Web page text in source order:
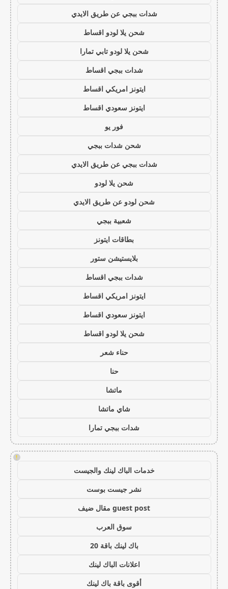
شدات ببجي عن طريق الايدي
شحن يلا لودو اقساط
شحن يلا لودو تابي تمارا
شدات ببجي اقساط
ايتونز امريكي اقساط
ايتونز سعودي اقساط
فور يو
شحن شدات ببجي
شدات ببجي عن طريق الايدي
شحن يلا لودو
شحن لودو عن طريق الايدي
شعبية ببجي
بطاقات ايتونز
بلايستيشن ستور
شدات ببجي اقساط
ايتونز امريكي اقساط
ايتونز سعودي اقساط
شحن يلا لودو اقساط
حناء شعر
حنا
ماتشا
شاي ماتشا
شدات ببجي تمارا
!
خدمات الباك لينك والجيست
نشر جيست بوست
guest post مقال ضيف
سوق العرب
باك لينك باقة 20
اعلانات الباك لينك
أقوى باقة باك لينك